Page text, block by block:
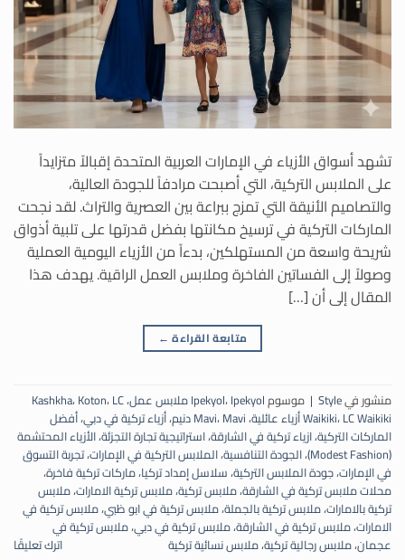
تشهد أسواق الأزياء في الإمارات العربية المتحدة إقبالاً متزايداً
على الملابس التركية، التي أصبحت مرادفاً للجودة العالية،
والتصاميم الأنيقة التي تمزج ببراعة بين العصرية والتراث. لقد نجحت
الماركات التركية في ترسيخ مكانتها بفضل قدرتها على تلبية أذواق
شريحة واسعة من المستهلكين، بدءاً من الأزياء اليومية العملية
وصولاً إلى الفساتين الفاخرة وملابس العمل الراقية. يهدف هذا
المقال إلى أن […]
متابعة القراءة ←
منشور فيStyle
| موسوم Ipekyol،Ipekyol ملابس عمل ، Kashkha،Koton،LC
Waikiki،LC Waikiki أزياء عائلية ، Mavi،Mavi دنيم ،أزياء تركية في دبي،أفضل
الماركات التركية،ازياء تركية في الشارقة،استراتيجية تجارة التجزئة،الأزياء المحتشمة
(Modest Fashion)
،الجودة التنافسية،الملابس التركية في الإمارات،تجربة التسوق
في الإمارات،جودة الملابس التركية،سلاسل إمداد تركيا،ماركات تركية فاخرة،
محلات ملابس تركية في الشارقة،ملابس تركية،ملابس تركية الامارات،ملابس
تركية بالامارات،ملابس تركية بالجملة،ملابس تركية في ابو ظبي،ملابس تركية في
الامارات،ملابس تركية في الشارقة،ملابس تركية في دبي،ملابس تركية في
عجمان،ملابس رجالية تركية،ملابس نسائية تركية اترك تعليقًا